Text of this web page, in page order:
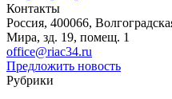
Контакты
Россия, 400066,
Мира, зд. 19, помещ. 1
office@riac34.ru
Предложить новость
Рубрики